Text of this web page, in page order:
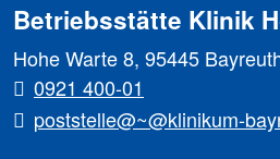
Betriebsstätte Klinik
Hohe Warte 8, 95445
0921 400-01
poststelle@~@klinikum-